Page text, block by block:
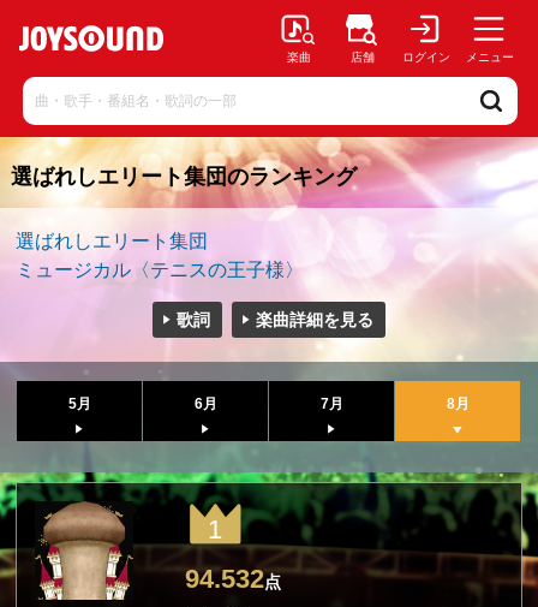
楽曲 店舗 ログイン メニュー
選ばれしエリート集団のランキング
選ばれしエリート集団
ミュージカル〈テニスの王子様〉
歌詞 楽曲詳細を見る
5月 6月 7月 8月
1
94.532点